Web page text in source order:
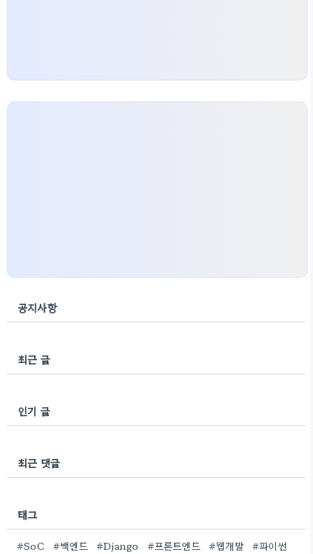
공지사항
최근 글
인기 글
최근 댓글
태그
#SoC #백엔드 #Django #프론트엔드 #웹개발 #파이썬